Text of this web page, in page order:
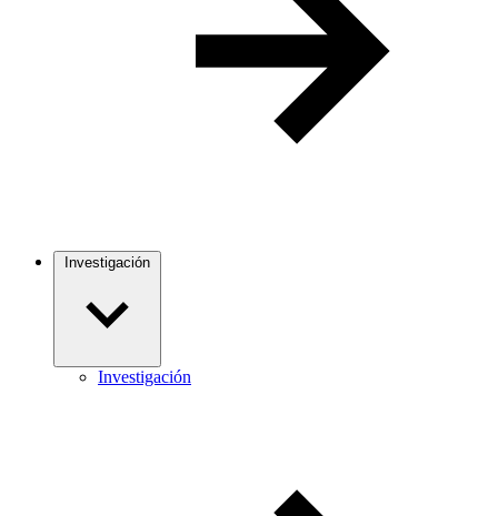
Investigación
Investigación